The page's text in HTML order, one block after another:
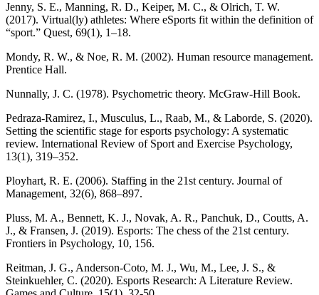
Jenny, S. E., Manning, R. D., Keiper, M. C., & Olrich, T. W.
(2017). Virtual(ly) athletes: Where eSports fit within the definition of
“sport.” Quest, 69(1), 1–18.
Mondy, R. W., & Noe, R. M. (2002). Human resource management.
Prentice Hall.
Nunnally, J. C. (1978). Psychometric theory. McGraw-Hill Book.
Pedraza-Ramirez, I., Musculus, L., Raab, M., & Laborde, S. (2020).
Setting the scientific stage for esports psychology: A systematic
review. International Review of Sport and Exercise Psychology,
13(1), 319–352.
Ployhart, R. E. (2006). Staffing in the 21st century. Journal of
Management, 32(6), 868–897.
Pluss, M. A., Bennett, K. J., Novak, A. R., Panchuk, D., Coutts, A.
J., & Fransen, J. (2019). Esports: The chess of the 21st century.
Frontiers in Psychology, 10, 156.
Reitman, J. G., Anderson-Coto, M. J., Wu, M., Lee, J. S., &
Steinkuehler, C. (2020). Esports Research: A Literature Review.